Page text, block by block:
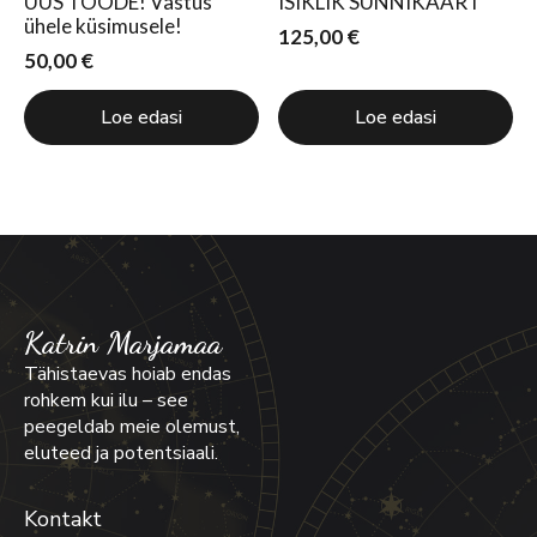
ühele küsimusele!
50,00€
Loe edasi
125,00€
Loe edasi
Katrin Marjamaa
Tähistaevas hoiab endas
rohkem kui ilu – see
peegeldab meie olemust,
eluteed ja potentsiaali.
Kontakt